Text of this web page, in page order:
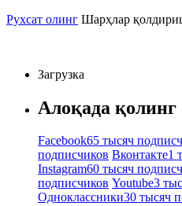
Рухсат олинг Шарҳлар
Загрузка
Алоқада қолинг
Facebook65 тысяч
подписчиков Вконтакте1
Instagram60 тысяч
подписчиков Youtube3
Одноклассники30 тысяч